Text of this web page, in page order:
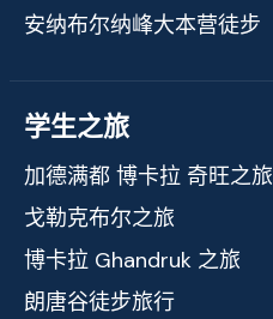
安纳布尔纳峰大本营徒步
学生之旅
加德满都 博卡拉 奇旺之旅
戈勒克布尔之旅
博卡拉 Ghandruk 之旅
朗唐谷徒步旅行